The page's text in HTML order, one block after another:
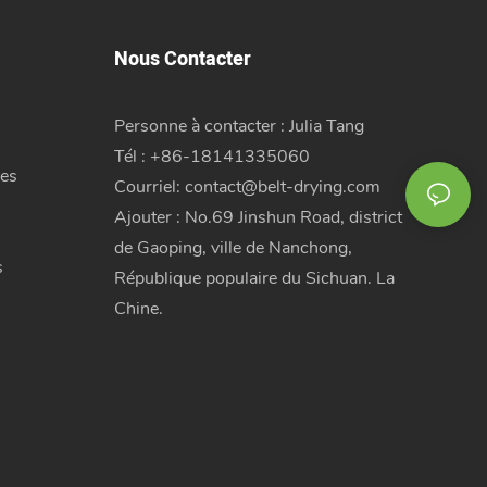
Nous Contacter
Personne à contacter : Julia Tang
Tél : +86-18141335060
Courriel: contact@belt-drying.com
Ajouter : No.69 Jinshun Road, district
de Gaoping, ville de Nanchong,
République populaire du Sichuan. La
Chine.